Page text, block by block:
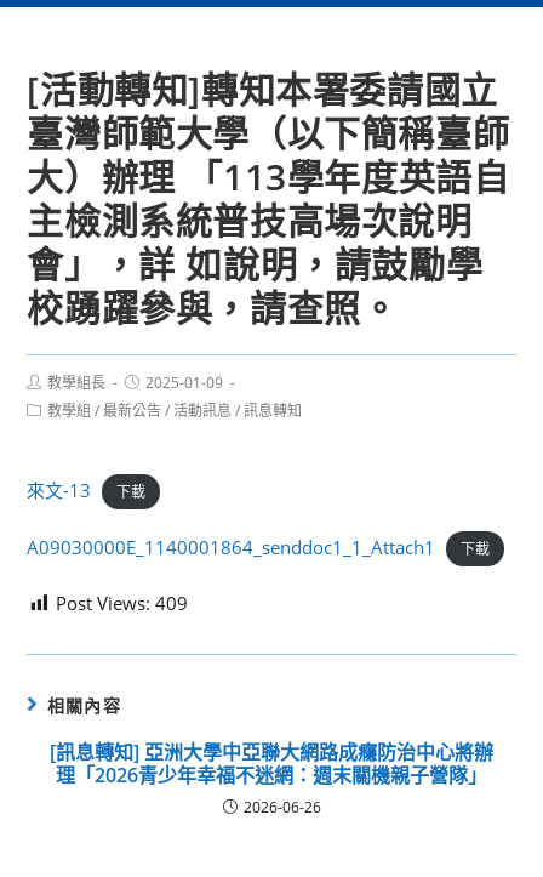
[活動轉知]轉知本署委請國立
臺灣師範大學（以下簡稱臺師
大）辦理 「113學年度英語自
主檢測系統普技高場次說明
會」，詳 如說明，請鼓勵學
校踴躍參與，請查照。
Post
author:
教學組長
Post
published:
2025-01-09
Post教學組 / 最新公告 / 活動訊息 / 訊息轉知
來文-13 下載
A09030000E_1140001864_senddoc1_1_Attach1 下載
Post Views: 409
相關內容
[訊息轉知] 亞洲大學中亞聯大網路成癮防治中心將辦
理「2026青少年幸福不迷網：週末關機親子營隊」
2026-06-26